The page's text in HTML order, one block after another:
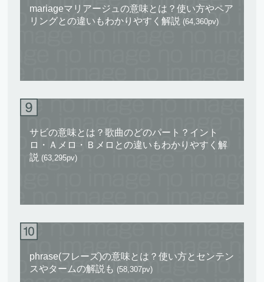
mariageマリアージュの意味とは？使い方やペア
リングとの違いもわかりやすく解説 (64,360pv)
サビの意味とは？歌曲のどのパート？イント
ロ・Ａメロ・Ｂメロとの違いもわかりやすく解
説 (63,295pv)
phrase(フレーズ)の意味とは？使い方とセンテン
スやタームの解説も (58,307pv)